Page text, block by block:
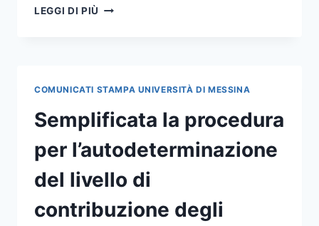
LEGGI DI PIÙ SENATO
COMUNICATI STAMPA UNIVERSITÀ DI MESSINA
Semplificata la procedura
per l’autodeterminazione
del livello di
contribuzione degli